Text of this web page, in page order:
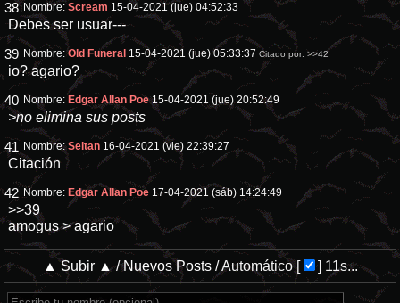
38 Nombre:Scream 15-04-2021 (jue) 04:52:33
Debes ser usuar---
39 Nombre:Old Funeral 15-04-2021 (jue) 05:33:37 Citado por:>>42
io? agario?
40 Nombre: Edgar Allan Poe 15-04-2021 (jue) 20:52:49
>no elimina sus posts
41 Nombre:Seitan 16-04-2021 (vie) 22:39:27
Citación
42 Nombre: Edgar Allan Poe 17-04-2021 (sáb) 14:24:49
>>39
amogus > agario
▲ Subir ▲/Nuevos Posts/Automático[ ] 11s...